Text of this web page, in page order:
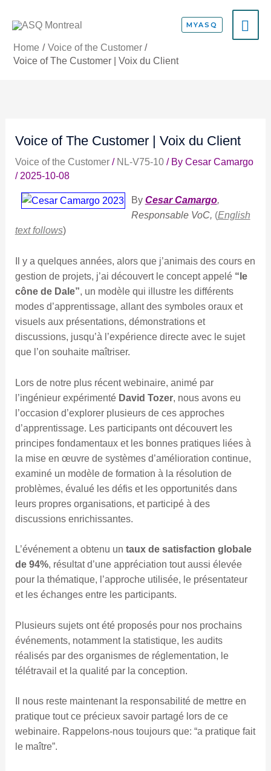
MYASQ
Home
Voice of the Customer
Voice of The Customer | Voix du Client
Voice of The Customer | Voix du Client
Voice of the Customer/ NL-V75-10/ By Cesar Camargo
/ 2025-10-08
By Cesar Camargo,
Responsable VoC, (English
text follows)
Il y a quelques années, alors que j’animais des cours en
gestion de projets, j’ai découvert le concept appelé “le
cône de Dale”, un modèle qui illustre les différents
modes d’apprentissage, allant des symboles oraux et
visuels aux présentations, démonstrations et
discussions, jusqu’à l’expérience directe avec le sujet
que l’on souhaite maîtriser.
Lors de notre plus récent webinaire, animé par
l’ingénieur expérimenté David Tozer, nous avons eu
l’occasion d’explorer plusieurs de ces approches
d’apprentissage. Les participants ont découvert les
principes fondamentaux et les bonnes pratiques liées à
la mise en œuvre de systèmes d’amélioration continue,
examiné un modèle de formation à la résolution de
problèmes, évalué les défis et les opportunités dans
leurs propres organisations, et participé à des
discussions enrichissantes.
L’événement a obtenu un taux de satisfaction globale
de 94%, résultat d’une appréciation tout aussi élevée
pour la thématique, l’approche utilisée, le présentateur
et les échanges entre les participants.
Plusieurs sujets ont été proposés pour nos prochains
événements, notamment la statistique, les audits
réalisés par des organismes de réglementation, le
télétravail et la qualité par la conception.
Il nous reste maintenant la responsabilité de mettre en
pratique tout ce précieux savoir partagé lors de ce
webinaire. Rappelons-nous toujours que: “a pratique fait
le maître”.